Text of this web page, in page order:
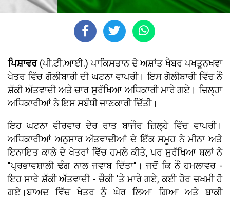
ਪਿਸ਼ਾਵਰ(ਪੀ.ਟੀ.ਆਈ.) ਪਾਕਿਸਤਾਨ ਦੇ ਅਸ਼ਾਂਤ ਖੈਬਰ ਪਖਤੂਨਖਵਾ
ਖੇਤਰ ਵਿੱਚ ਗੋਲੀਬਾਰੀ ਦੀ ਘਟਨਾ ਵਾਪਰੀ। ਇਸ ਗੋਲੀਬਾਰੀ ਵਿੱਚ ਨੌਂ
ਸ਼ੱਕੀ ਅੱਤਵਾਦੀ ਅਤੇ ਚਾਰ ਸੁਰੱਖਿਆ ਅਧਿਕਾਰੀ ਮਾਰੇ ਗਏ। ਜ਼ਿਲ੍ਹਾ
ਅਧਿਕਾਰੀਆਂ ਨੇ ਇਸ ਸਬੰਧੀ ਜਾਣਕਾਰੀ ਦਿੱਤੀ।
ਇਹ ਘਟਨਾ ਵੀਰਵਾਰ ਦੇਰ ਰਾਤ ਬਾਜੌਰ ਜ਼ਿਲ੍ਹੇ ਵਿੱਚ ਵਾਪਰੀ।
ਅਧਿਕਾਰੀਆਂ ਅਨੁਸਾਰ ਅੱਤਵਾਦੀਆਂ ਦੇ ਇੱਕ ਸਮੂਹ ਨੇ ਮੀਨਾ ਅਤੇ
ਇਨਾਇਤ ਕਾਲੇ ਦੇ ਖੇਤਰਾਂ ਵਿੱਚ ਹਮਲੇ ਕੀਤੇ, ਪਰ ਸੁਰੱਖਿਆ ਬਲਾਂ ਨੇ
"ਪ੍ਰਭਾਵਸ਼ਾਲੀ ਢੰਗ ਨਾਲ ਜਵਾਬ ਦਿੱਤਾ"। ਜਦੋਂ ਕਿ ਨੌਂ ਹਮਲਾਵਰ -
ਇਹ ਸਾਰੇ ਸ਼ੱਕੀ ਅੱਤਵਾਦੀ - ਚੌਕੀ 'ਤੇ ਮਾਰੇ ਗਏ, ਕਈ ਹੋਰ ਜ਼ਖਮੀ ਹੋ
ਗਏ।ਬਾਅਦ ਵਿੱਚ ਖੇਤਰ ਨੂੰ ਘੇਰ ਲਿਆ ਗਿਆ ਅਤੇ ਬਾਕੀ